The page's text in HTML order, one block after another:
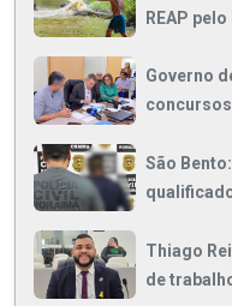
REAP
Governo
São
Thiago
de